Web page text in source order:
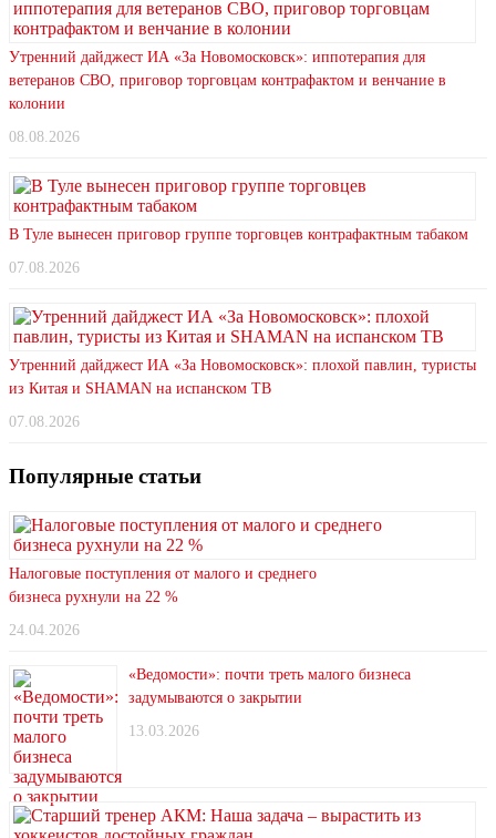
Утренний дайджест ИА «За Новомосковск»: иппотерапия для
ветеранов СВО, приговор торговцам контрафактом и венчание в
колонии
08.08.2026
В Туле вынесен приговор группе торговцев контрафактным табаком
07.08.2026
Утренний дайджест ИА «За Новомосковск»: плохой павлин, туристы
из Китая и SHAMAN на испанском ТВ
07.08.2026
Популярные статьи
Налоговые поступления от малого и среднего
бизнеса рухнули на 22 %
24.04.2026
«Ведомости»: почти треть малого бизнеса
задумываются о закрытии
13.03.2026